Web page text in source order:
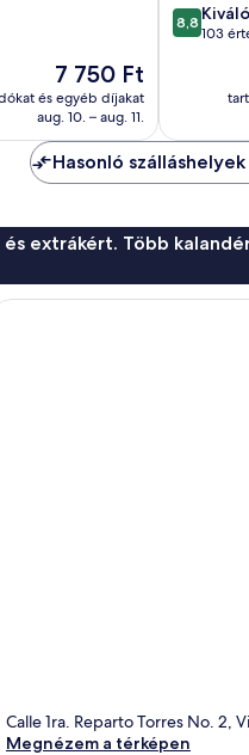
Az
ár
7 750 Ft
7 750 Ft
és egyéb díjakat
aug. 10. – aug. 11.
8.8
ennyiből:
8,8 Kiváló
103
Hasonló
extrákért. Több
Calle 1ra. Reparto Torres No. 2,
Megnézem a térképen